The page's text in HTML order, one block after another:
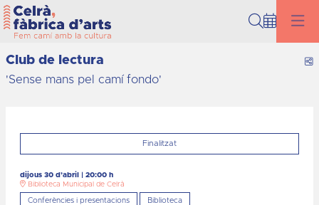
Club de lectura
'Sense mans pel camí fondo'
Finalitzat
dijous 30 d’abril
20:00 h
Biblioteca Municipal de Celrà
Conferències i presentacions Biblioteca